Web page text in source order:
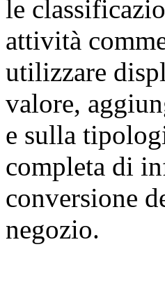
le
attività
utilizzare
valore,
e sulla
completa di
conversione
negozio.